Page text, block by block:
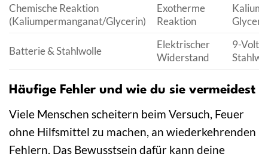
Chemische Reaktion
(Kaliumpermanganat/Glycerin)
Exotherme
Reaktion
Batterie & Stahlwolle
Elektrischer
Widerstand
9-Volt-
Häufige Fehler und wie du sie vermeidest
Viele Menschen scheitern beim Versuch, Feuer
ohne Hilfsmittel zu machen, an wiederkehrenden
Fehlern. Das Bewusstsein dafür kann deine